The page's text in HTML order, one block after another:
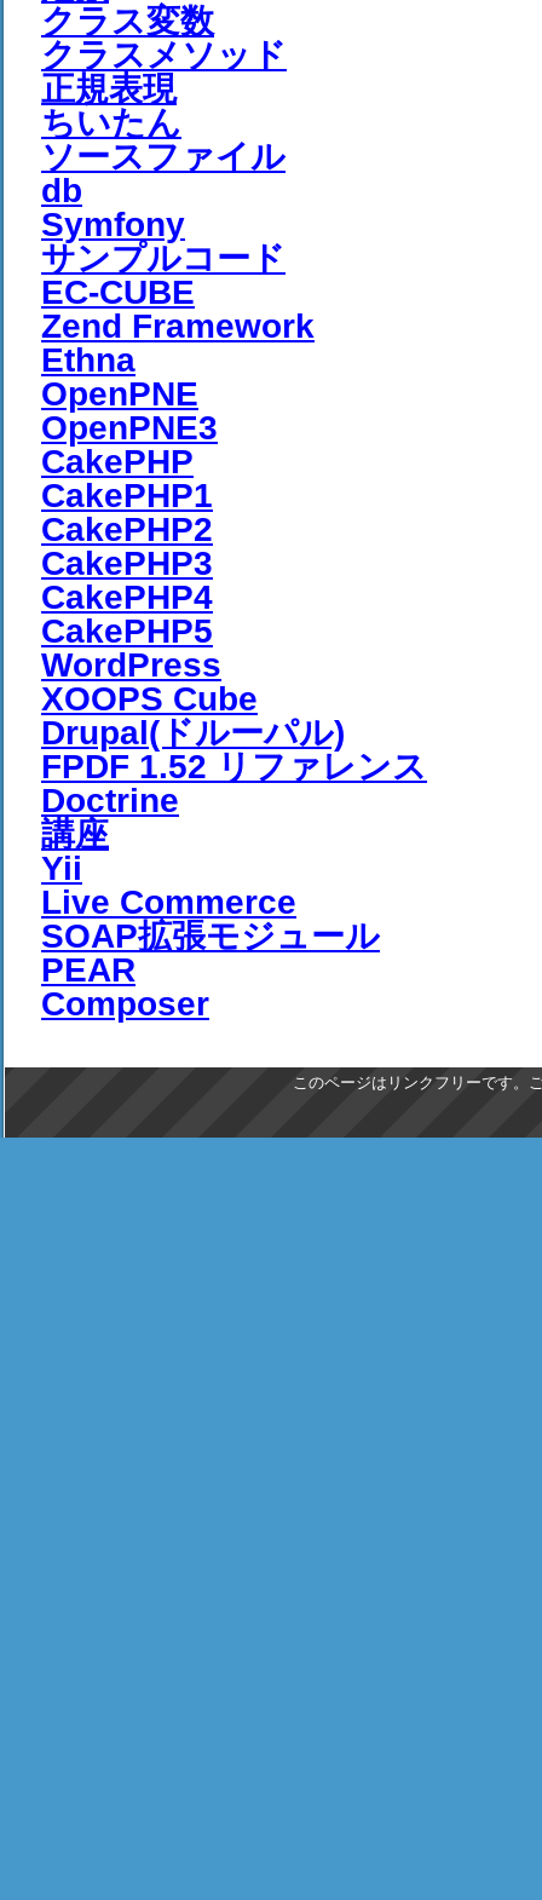
クラス変数
クラスメソッド
正規表現
ちいたん
ソースファイル
db
Symfony
サンプルコード
EC-CUBE
Zend Framework
Ethna
OpenPNE
OpenPNE3
CakePHP
CakePHP1
CakePHP2
CakePHP3
CakePHP4
CakePHP5
WordPress
XOOPS Cube
Drupal(ドルーパル)
FPDF 1.52 リファレンス
Doctrine
講座
Yii
Live Commerce
SOAP拡張モジュール
PEAR
Composer
このページはリンクフリーです。